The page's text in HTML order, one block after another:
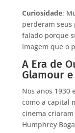
Curiosidade:
perderam seus
falado porque
imagem que o
A Era de
Glamour
Nos anos 1930
como a capital
cinema
Humphrey